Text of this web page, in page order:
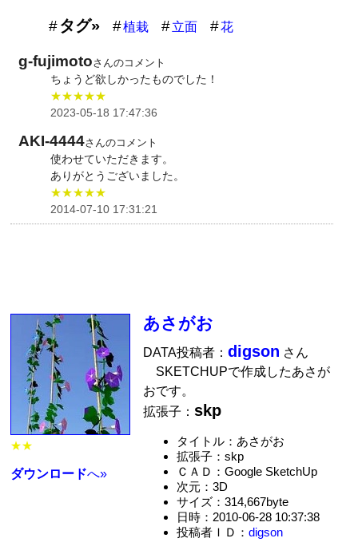
タグ» 植栽 立面 花
g-fujimotoさんのコメント
ちょうど欲しかったものでした！
★★★★★
2023-05-18 17:47:36
AKI-4444さんのコメント
使わせていただきます。
ありがとうございました。
★★★★★
2014-07-10 17:31:21
★★
ダウンロードへ»
あさがお
DATA投稿者：digson さん
SKETCHUPで作成したあさが
おです。
拡張子：skp
タイトル：あさがお
拡張子：skp
ＣＡＤ：Google SketchUp
次元：3D
サイズ：314,667byte
日時：2010-06-28 10:37:38
投稿者ＩＤ： digson